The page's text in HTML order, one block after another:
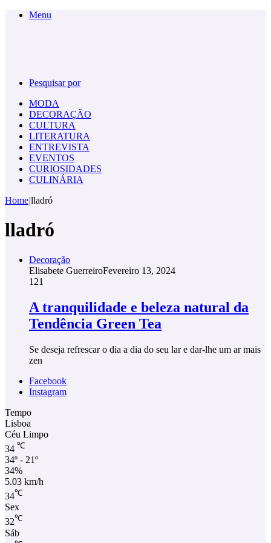
Menu
Pesquisar por
MODA
DECORAÇÃO
CULTURA
LITERATURA
ENTREVISTA
EVENTOS
CURIOSIDADES
CULINÁRIA
Home|lladró
lladró
Decoração
Elisabete GuerreiroFevereiro 13, 2024
121
A tranquilidade e beleza natural da
Tendência Green Tea
Se deseja refrescar o dia a dia do seu lar e dar-lhe um ar mais
zen
Facebook
Instagram
Tempo
Lisboa
Céu Limpo
34 ℃
34º - 21º
34%
5.03 km/h
34℃
Sex
32℃
Sáb